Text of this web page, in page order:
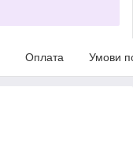
Оплата Умови